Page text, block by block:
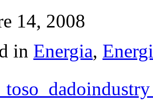
14, 2008
in Energia,